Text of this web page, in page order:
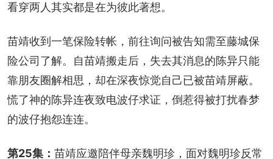
看穿两人其实都是在为彼此著想。
苗靖收到一笔保险转帐，前往询问被告知需至藤城保
险公司了解。自苗靖搬走后，失去其消息的陈异只能
靠朋友圈解相思，却在深夜惊觉自己已被苗靖屏蔽。
慌了神的陈异连夜致电波仔求证，倒惹得被打扰春梦
的波仔抱怨连连。
第25集： 苗靖应邀陪伴母亲魏明珍，面对魏明珍反常